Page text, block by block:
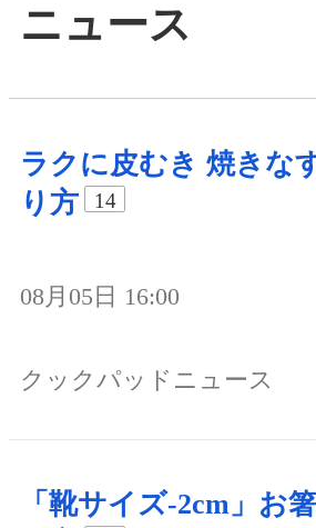
ニュース
ラクに皮むき 焼きな
り方
14
08月05日 16:00
クックパッドニュース
「靴サイズ-2cm」お